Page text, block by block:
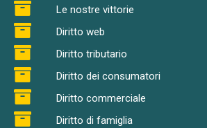
Le nostre vittorie
Diritto web
Diritto tributario
Diritto dei consumatori
Diritto commerciale
Diritto di famiglia